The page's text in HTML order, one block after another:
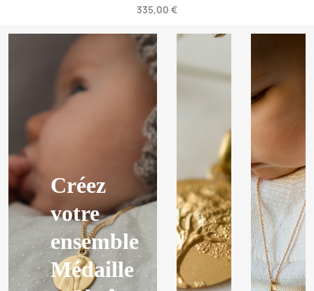
335,00 €
Créez
votre
ensemble
Médaille